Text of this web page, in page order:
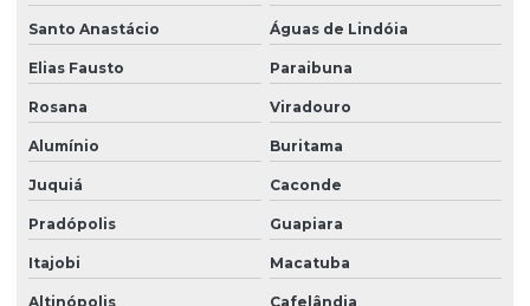
Santo Anastácio Águas de Lindóia
Elias Fausto Paraibuna
Rosana Viradouro
Alumínio Buritama
Juquiá Caconde
Pradópolis Guapiara
Itajobi Macatuba
Altinópolis Cafelândia